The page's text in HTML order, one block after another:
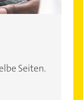
Seiten.